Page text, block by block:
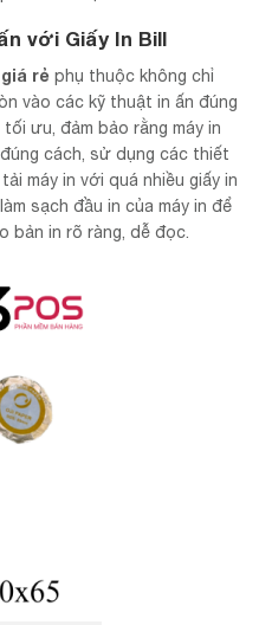
với Giấy In Bill
rẻ phụ thuộc không chỉ
vào các kỹ thuật in ấn đúng
ưu, đảm bảo rằng máy in
cách, sử dụng các thiết
máy in với quá nhiều giấy in
sạch đầu in của máy in để
bản in rõ ràng, dễ đọc.